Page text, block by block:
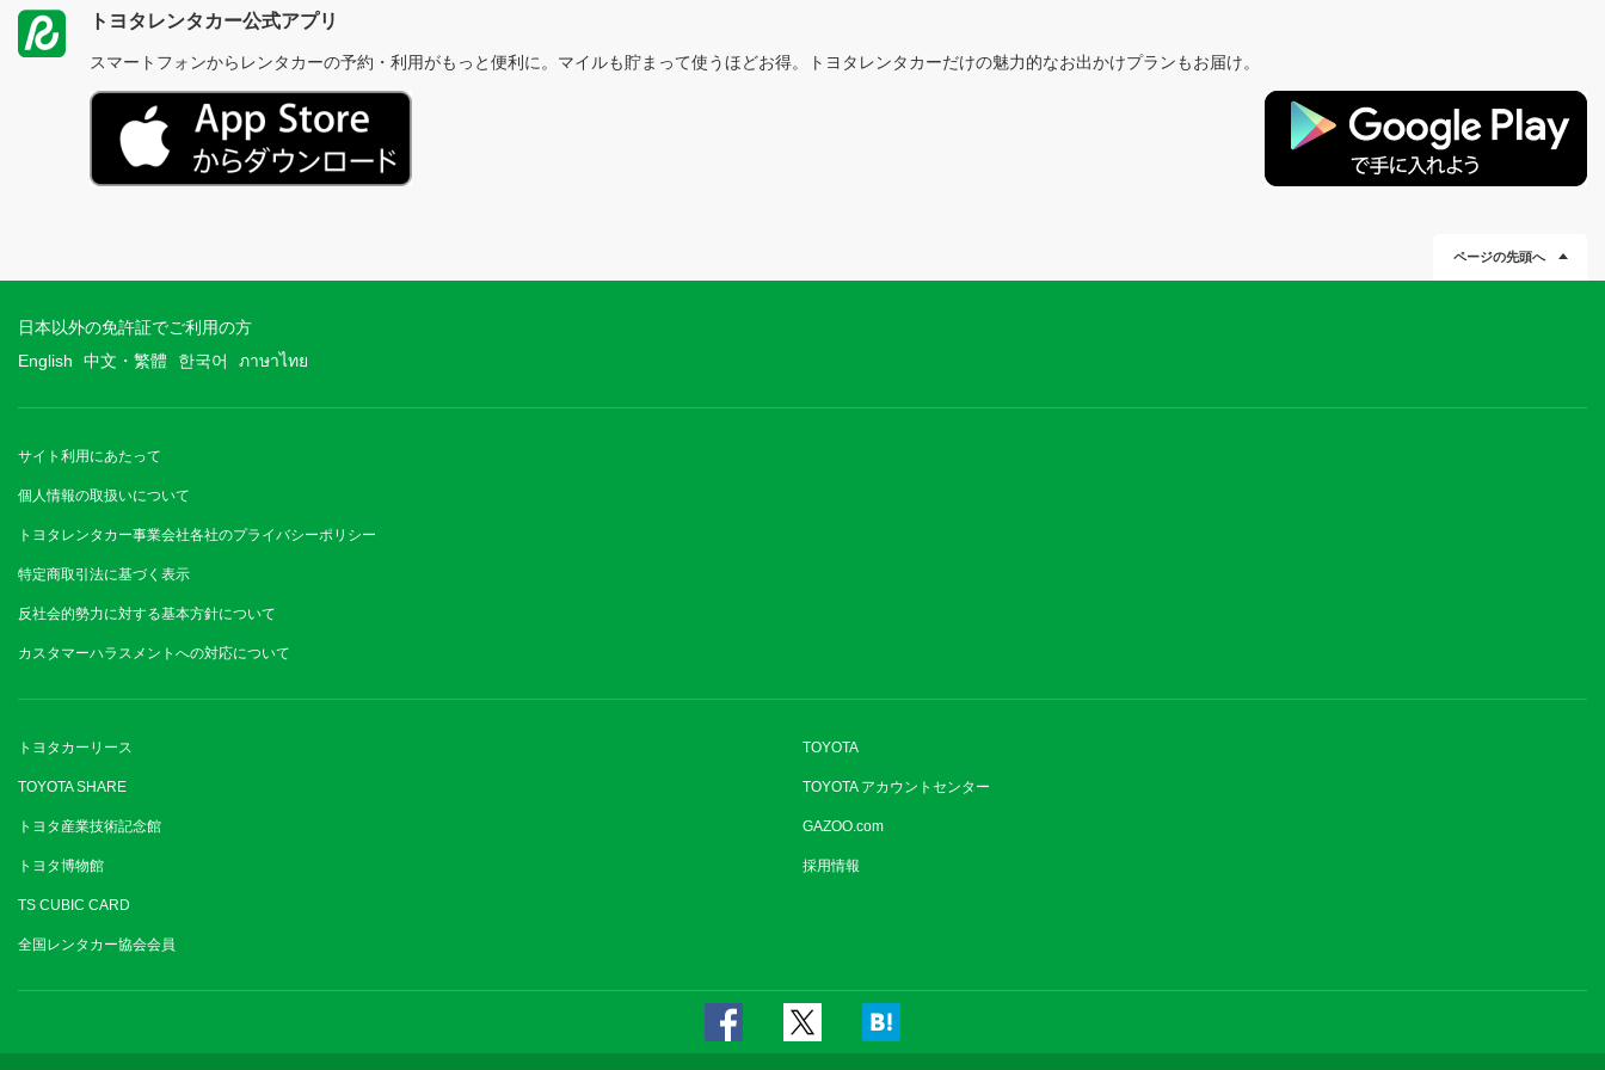
トヨタレンタカー公式アプリ
スマートフォンからレンタカーの予約・利用がもっと便利に。マイルも貯まって使うほどお得。トヨタレンタカーだけの魅力的なお出かけプランもお届け。
ページの先頭へ
日本以外の免許証でご利用の方
English
中文・繁體 한국어 ภาษาไทย
サイト利用にあたって
個人情報の取扱いについて
トヨタレンタカー事業会社各社のプライバシーポリシー
特定商取引法に基づく表示
反社会的勢力に対する基本方針について
カスタマーハラスメントへの対応について
トヨタカーリース TOYOTA
TOYOTA SHARE TOYOTA アカウントセンター
トヨタ産業技術記念館 GAZOO.com
トヨタ博物館 採用情報
TS CUBIC CARD
全国レンタカー協会会員